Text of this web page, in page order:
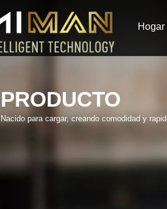
Hogar
PRODUCTO
Nacido para cargar, creando comodidad y